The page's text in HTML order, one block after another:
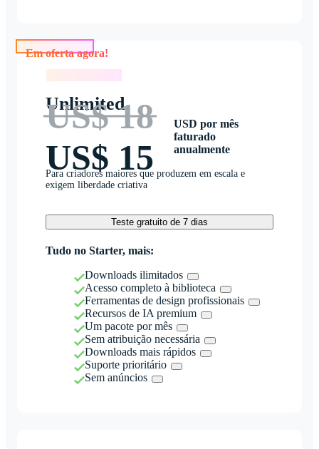
Unlimited
US$ 18
US$ 15
USD por mês
faturado
anualmente
Para criadores maiores que produzem em escala e
exigem liberdade criativa
Teste gratuito de 7 dias
Tudo no Starter, mais:
Downloads ilimitados
Acesso completo à biblioteca
Ferramentas de design profissionais
Recursos de IA premium
Um pacote por mês
Sem atribuição necessária
Downloads mais rápidos
Suporte prioritário
Sem anúncios